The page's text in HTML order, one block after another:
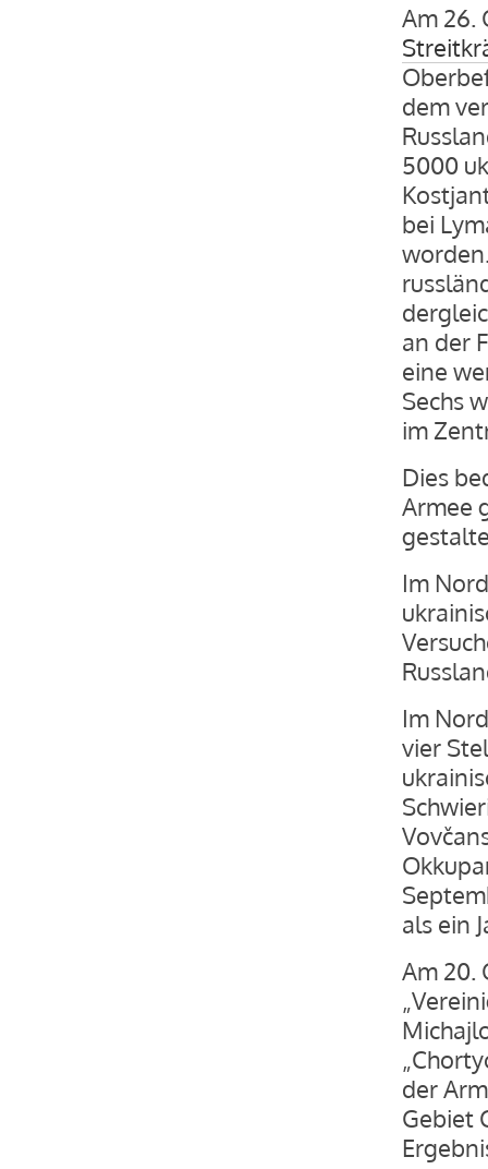
Am
dem
5000
bei
an der
eine
Sechs
im
Dies
Armee
Im
Im
vier
als ein
Am 20.
der
Gebiet